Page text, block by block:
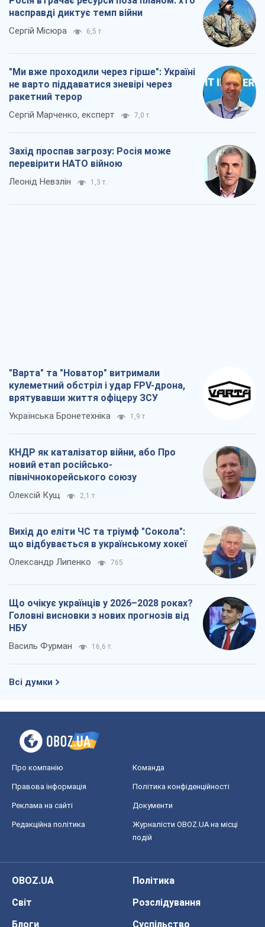
насправді диктує темп війни
Сергій Місюра 6,5 т.
"Ми вже проходили через гірше": Україні
не варто піддаватися зневірі через
ракетний терор
Сергій Марченко, експерт 7,0 т.
Захід проспав загрозу: Росія може
перевірити НАТО війною
Леонід Невзлін 1,3 т.
"Варта" та "Новатор" витримали
кулеметний обстріл і удар FPV-дрона,
врятувавши життя офіцеру ЗСУ
Українська Бронетехніка 1,9 т.
КНДР як каталізатор війни, або Про
новий етап російсько-
північнокорейського союзу
Олексій Кущ 2,1 т.
Вихід до еліти ЧС та тріумф "Сокола":
що відбувається в українському хокеї
Олександр Липенко 765
Що очікує українців у 2026–2028 роках?
Головні висновки з нових прогнозів від
НБУ
Василь Фурман 16,6 т.
Всі думки
Про компанію Команда
Правова інформація Політика конфіденційності
Реклама на сайті Документи
Редакційна політика
Журналісти OBOZ.UA на місці
подій
OBOZ.UA
Політика
Світ
Розслідування
Блоги
Суспільство